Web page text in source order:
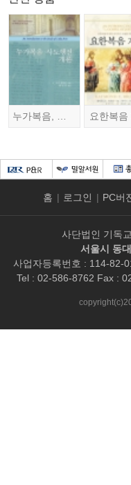
누가복음, 사도행전 개론 요한복음
홈 | 로그인 | PC버
사단법인 기독
서울시 동
사업자등록번호 : 114-82-
Tel : 02-586-8762 Fax :